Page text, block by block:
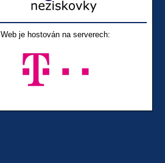
Web je hostován na serverech: